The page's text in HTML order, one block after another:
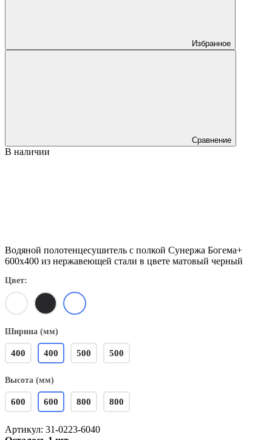
Избранное
Сравнение
В наличии
Водяной полотенцесушитель с полкой Сунержа Богема+
600х400 из нержавеющей стали в цвете матовый черный
Цвет:
Ширина (мм)
400 400 500 500
Высота (мм)
600 600 800 800
Артикул: 31-0223-6040